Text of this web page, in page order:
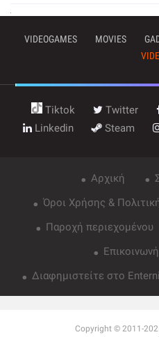
VIDEOGAMES MOVIES
Tiktok Twitter
Linkedin
Steam
Αρχική
Όροι Χρήσης &
Παροχή περιεχομένου
Διαφημιστείτε στο
Copyright © 2011-